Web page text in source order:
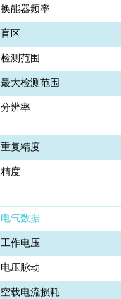
换能器频率
盲区
检测范围
最大检测范围
分辨率
重复精度
精度
电气数据
工作电压
电压脉动
空载电流损耗